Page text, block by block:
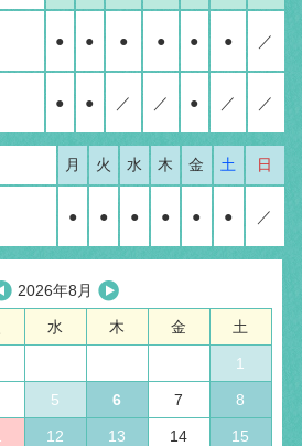
● ● ● ● ● ● ／
● ● ／ ／ ● ／ ／
月 火 水 木 金 土 日
● ● ● ● ● ● ／
2026年8月
水 木 金 土
1
5 6 7 8
12 13 14 15